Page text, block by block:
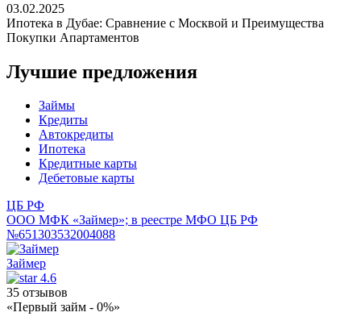
03.02.2025
Ипотека в Дубае: Сравнение с Москвой и Преимущества
Покупки Апартаментов
Лучшие предложения
Займы
Кредиты
Автокредиты
Ипотека
Кредитные карты
Дебетовые карты
ЦБ РФ
ООО МФК «Займер»; в реестре МФО ЦБ РФ
№651303532004088
Займер
4.6
35 отзывов
«Первый займ - 0%»